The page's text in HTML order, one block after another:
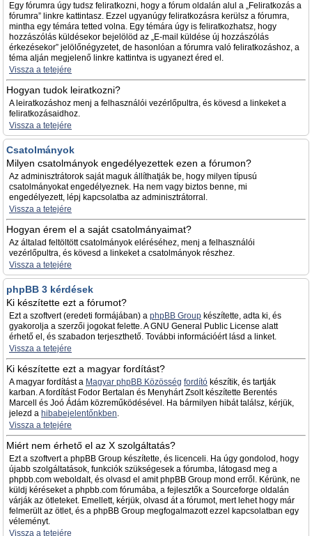
Egy fórumra úgy tudsz feliratkozni, hogy a fórum oldalán alul a „Feliratkozás a
fórumra” linkre kattintasz. Ezzel ugyanúgy feliratkozásra kerülsz a fórumra,
mintha egy témára tetted volna. Egy témára úgy is feliratkozhatsz, hogy
hozzászólás küldésekor bejelölöd az „E-mail küldése új hozzászólás
érkezésekor” jelölőnégyzetet, de hasonlóan a fórumra való feliratkozáshoz, a
téma alján megjelenő linkre kattintva is ugyanezt éred el.
Vissza a tetejére
Hogyan tudok leiratkozni?
A leiratkozáshoz menj a felhasználói vezérlőpultra, és kövesd a linkeket a
feliratkozásaidhoz.
Vissza a tetejére
Csatolmányok
Milyen csatolmányok engedélyezettek ezen a fórumon?
Az adminisztrátorok saját maguk állíthatják be, hogy milyen típusú
csatolmányokat engedélyeznek. Ha nem vagy biztos benne, mi
engedélyezett, lépj kapcsolatba az adminisztrátorral.
Vissza a tetejére
Hogyan érem el a saját csatolmányaimat?
Az általad feltöltött csatolmányok eléréséhez, menj a felhasználói
vezérlőpultra, és kövesd a linkeket a csatolmányok részhez.
Vissza a tetejére
phpBB 3 kérdések
Ki készítette ezt a fórumot?
Ezt a szoftvert (eredeti formájában) a phpBB Group készítette, adta ki, és
gyakorolja a szerzői jogokat felette. A GNU General Public License alatt
érhető el, és szabadon terjeszthető. További információért lásd a linket.
Vissza a tetejére
Ki készítette ezt a magyar fordítást?
A magyar fordítást a Magyar phpBB Közösség fordító készítik, és tartják
karban. A fordítást Fodor Bertalan és Menyhárt Zsolt készítette Berentés
Marcell és Joó Ádám közreműködésével. Ha bármilyen hibát találsz, kérjük,
jelezd a hibabejelentőnkben.
Vissza a tetejére
Miért nem érhető el az X szolgáltatás?
Ezt a szoftvert a phpBB Group készítette, és licenceli. Ha úgy gondolod, hogy
újabb szolgáltatások, funkciók szükségesek a fórumba, látogasd meg a
phpbb.com weboldalt, és olvasd el amit phpBB Group mond erről. Kérünk, ne
küldj kéréseket a phpbb.com fórumába, a fejlesztők a Sourceforge oldalán
várják az ötleteket. Emellett, kérjük, olvasd át a fórumot, mert lehet hogy már
felmerült az ötlet, és a phpBB Group megfogalmazott ezzel kapcsolatban egy
véleményt.
Vissza a tetejére